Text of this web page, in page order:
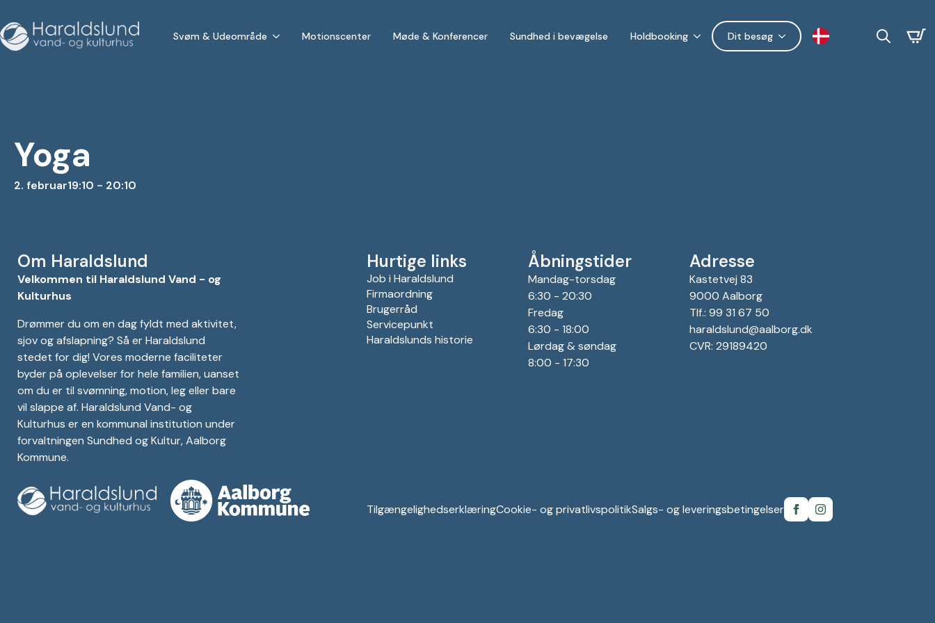
Svøm & Udeområde Motionscenter Møde & Konferencer Sundhed i bevægelse Holdbooking Dit besøg
Yoga
2. februar19:10 - 20:10
Om Haraldslund
Velkommen til Haraldslund Vand - og
Kulturhus
Drømmer du om en dag fyldt med aktivitet,
sjov og afslapning? Så er Haraldslund
stedet for dig! Vores moderne faciliteter
byder på oplevelser for hele familien, uanset
om du er til svømning, motion, leg eller bare
vil slappe af. Haraldslund Vand- og
Kulturhus er en kommunal institution under
forvaltningen Sundhed og Kultur, Aalborg
Kommune.
Hurtige links
Job i Haraldslund
Firmaordning
Brugerråd
Servicepunkt
Haraldslunds historie
Åbningstider
Mandag-torsdag
6:30 - 20:30
Fredag
6:30 - 18:00
Lørdag & søndag
8:00 - 17:30
Adresse
Kastetvej 83
9000 Aalborg
Tlf.: 99 31 67 50
haraldslund@aalborg.dk
CVR: 29189420
TilgængelighedserklæringCookie- og privatlivspolitikSalgs- og leveringsbetingelser